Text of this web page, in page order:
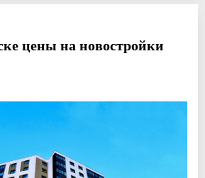
цены на новостройки